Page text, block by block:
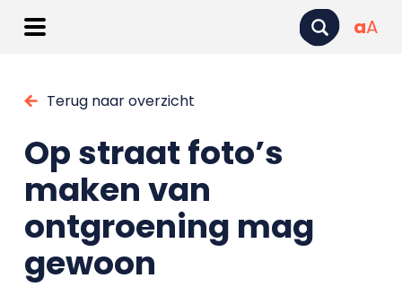
aA
Terug naar overzicht
Op straat foto’s
maken van
ontgroening mag
gewoon